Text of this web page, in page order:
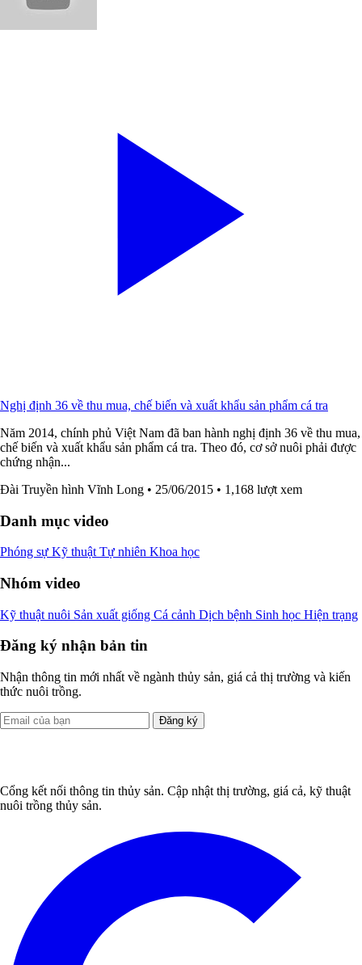
Nghị định 36 về thu mua, chế biến và xuất khẩu sản phẩm cá tra
Năm 2014, chính phủ Việt Nam đã ban hành nghị định 36 về thu mua,
chế biến và xuất khẩu sản phẩm cá tra. Theo đó, cơ sở nuôi phải được
chứng nhận...
Đài Truyền hình Vĩnh Long • 25/06/2015 • 1,168 lượt xem
Danh mục video
Phóng sự Kỹ thuật Tự nhiên Khoa học
Nhóm video
Kỹ thuật nuôi Sản xuất giống Cá cảnh Dịch bệnh Sinh học Hiện trạng
Đăng ký nhận bản tin
Nhận thông tin mới nhất về ngành thủy sản, giá cả thị trường và kiến
thức nuôi trồng.
Đăng ký
Cổng kết nối thông tin thủy sản. Cập nhật thị trường, giá cả, kỹ thuật
nuôi trồng thủy sản.